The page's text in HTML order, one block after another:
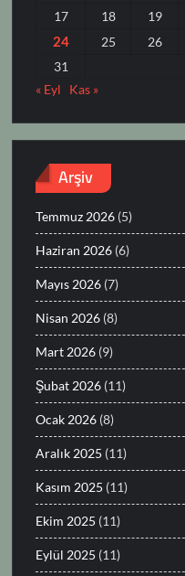
17
18 19
24
25 26
31
« Eyl
Kas »
Arşiv
Temmuz 2026 (5)
Haziran 2026 (6)
Mayıs 2026 (7)
Nisan 2026 (8)
Mart 2026 (9)
Şubat 2026 (11)
Ocak 2026 (8)
Aralık 2025 (11)
Kasım 2025 (11)
Ekim 2025 (11)
Eylül 2025 (11)